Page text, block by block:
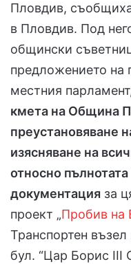
Пловдив,
в Пловдив. Под
общински
предложението на
местния
кмета на Община
преустановяване
изясняване на
относно
документация за
проект „Пробив на
Транспортен възел
бул. “Цар Борис III